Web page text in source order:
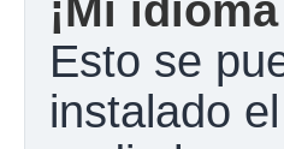
¡Mi
Esto se
instalado